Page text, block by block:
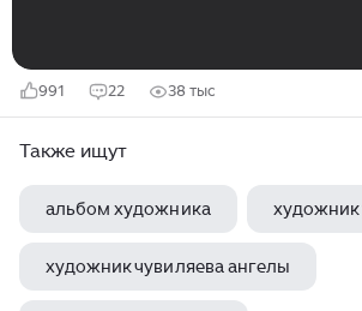
991 22 38 тыс
Также ищут
альбом художника художник
художник чувиляева ангелы